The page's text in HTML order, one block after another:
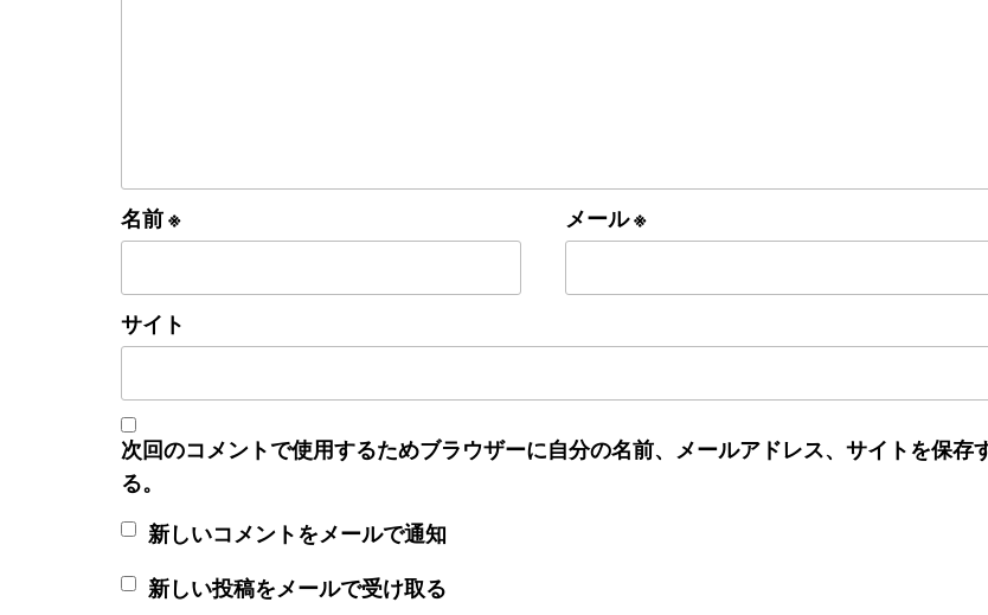
名前※ メール※
サイト
次回のコメントで使用するためブラウザーに自分の名前、メールアドレス、サイトを保存
る。
新しいコメントをメールで通知
新しい投稿をメールで受け取る